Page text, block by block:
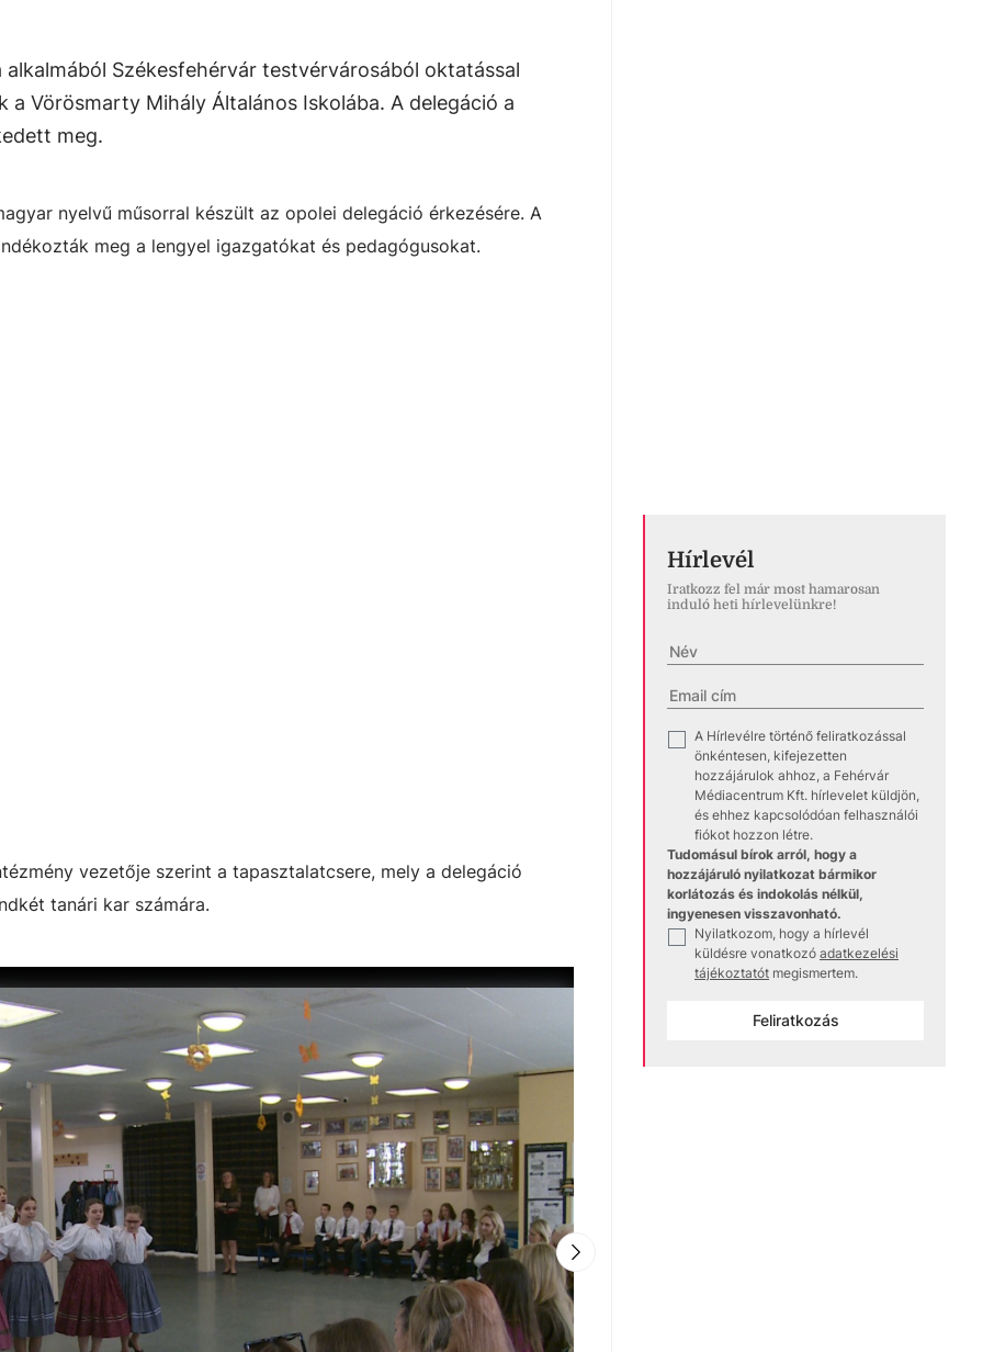
Székesfehérvár testvérvárosából oktatással
Vörösmarty Mihály Általános Iskolába. A delegáció a
meg.
nyelvű műsorral készült az opolei delegáció érkezésére. A
meg a lengyel igazgatókat és pedagógusokat.
vezetője szerint a tapasztalatcsere, mely a delegáció
tanári kar számára.
Hírlevél
Iratkozz fel már most hamarosan
induló heti hírlevelünkre!
✓
A Hírlevélre történő feliratkozással
önkéntesen, kifejezetten
hozzájárulok ahhoz, a Fehérvár
Médiacentrum Kft. hírlevelet küldjön,
és ehhez kapcsolódóan felhasználói
fiókot hozzon létre.
Tudomásul bírok arról, hogy a
hozzájáruló nyilatkozat bármikor
korlátozás és indokolás nélkül,
ingyenesen visszavonható.
✓
Nyilatkozom, hogy a hírlevél
küldésre vonatkozó adatkezelési
tájékoztatót megismertem.
Feliratkozás